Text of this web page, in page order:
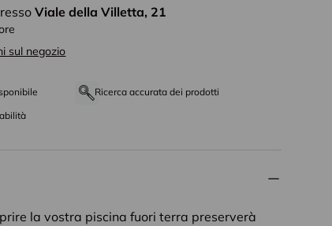
Viale della Villetta, 21
sul negozio
Ricerca accurata dei prodotti
la vostra piscina fuori terra preserverà